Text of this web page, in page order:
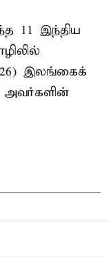
11 இந்திய
இலங்கைக்
அவர்களின்